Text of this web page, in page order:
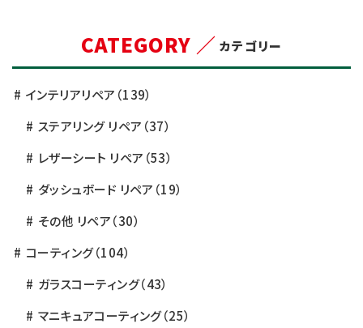
CATEGORY ／ カテゴリー
インテリアリペア （139）
ステアリング リペア （37）
レザーシート リペア （53）
ダッシュボード リペア （19）
その他 リペア（30）
コーティング（104）
ガラスコーティング（43）
マニキュアコーティング（25）